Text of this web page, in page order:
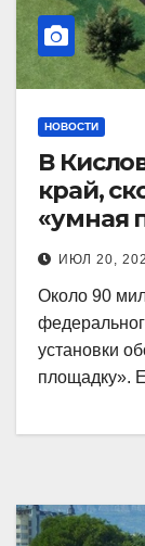
НОВОСТИ
В
край,
«умная
ИЮЛ 20,
Около 90
установки
площадку».